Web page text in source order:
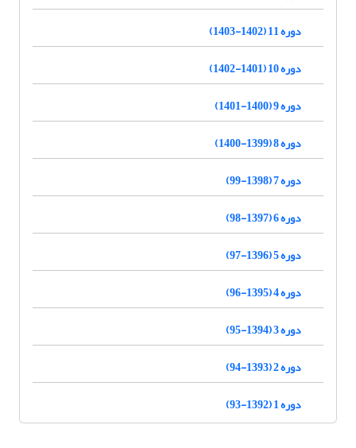
دوره 11 (1402-1403)
دوره 10 (1401-1402)
دوره 9 (1400-1401)
دوره 8 (1399-1400)
دوره 7 (1398-99)
دوره 6 (1397-98)
دوره 5 (1396-97)
دوره 4 (1395-96)
دوره 3 (1394-95)
دوره 2 (1393-94)
دوره 1 (1392-93)